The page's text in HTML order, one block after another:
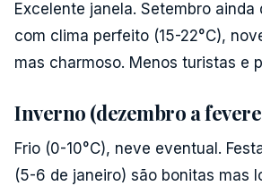
Excelente janela. Setembro
com clima perfeito (15-22°C),
mas charmoso. Menos turistas e
Inverno (dezembro a
Frio (0-10°C), neve eventual.
(5-6 de janeiro) são bonitas mas